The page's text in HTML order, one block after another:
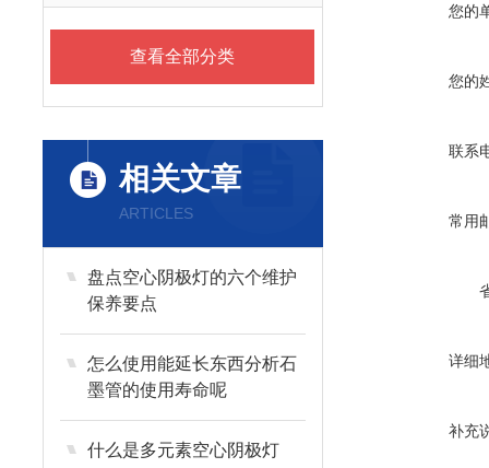
查看全部分类
相关文章
ARTICLES
盘点空心阴极灯的六个维护
保养要点
怎么使用能延长东西分析石
墨管的使用寿命呢
什么是多元素空心阴极灯
您的
您的
联系
常用
详细
补充